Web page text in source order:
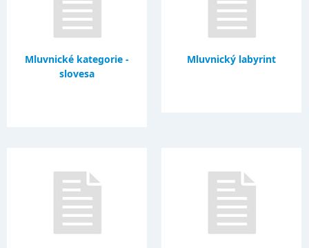
Mluvnické kategorie -
slovesa
Mluvnický labyrint